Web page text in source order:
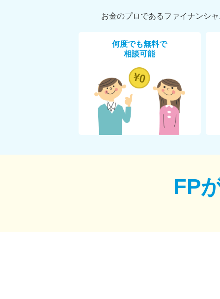
お金のプロであるファイナンシ
何度でも無料で
相談可能
FP